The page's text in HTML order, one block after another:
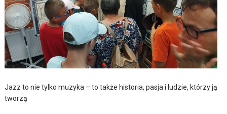
Jazz to nie tylko muzyka – to także historia, pasja i ludzie, którzy ją
tworzą